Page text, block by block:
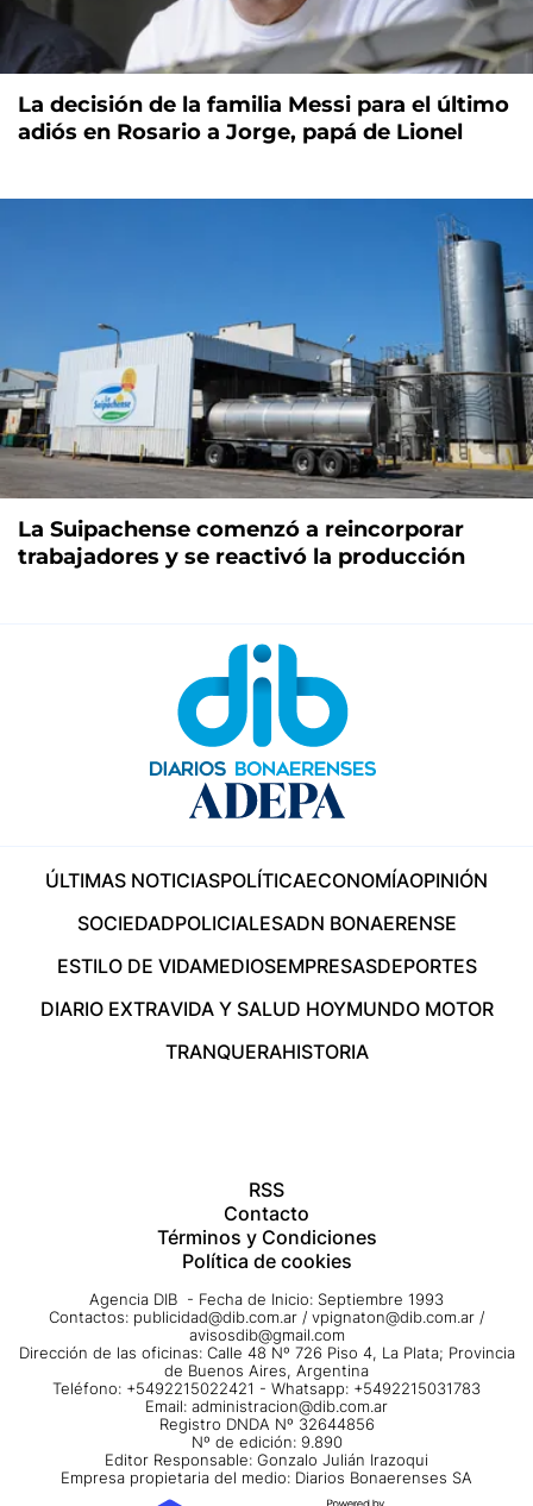
La decisión de la familia Messi para el último
adiós en Rosario a Jorge, papá de Lionel
La Suipachense comenzó a reincorporar
trabajadores y se reactivó la producción
ÚLTIMAS NOTICIASPOLÍTICAECONOMÍAOPINIÓN
SOCIEDADPOLICIALESADN BONAERENSE
ESTILO DE VIDAMEDIOSEMPRESASDEPORTES
DIARIO EXTRAVIDA Y SALUD HOYMUNDO MOTOR
TRANQUERAHISTORIA
RSS
Contacto
Términos y Condiciones
Política de cookies
Agencia DIB - Fecha de Inicio: Septiembre 1993
Contactos: publicidad@dib.com.ar / vpignaton@dib.com.ar /
avisosdib@gmail.com
Dirección de las oficinas: Calle 48 Nº 726 Piso 4, La Plata; Provincia
de Buenos Aires, Argentina
Teléfono: +5492215022421 - Whatsapp: +5492215031783
Email: administracion@dib.com.ar
Registro DNDA Nº 32644856
Nº de edición: 9.890
Editor Responsable: Gonzalo Julián Irazoqui
Empresa propietaria del medio: Diarios Bonaerenses SA